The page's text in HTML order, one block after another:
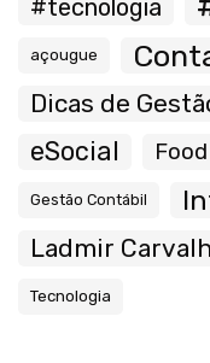
#tecnologia
açougue
Dicas de
eSocial
Gestão Contábil
Ladmir
Tecnologia